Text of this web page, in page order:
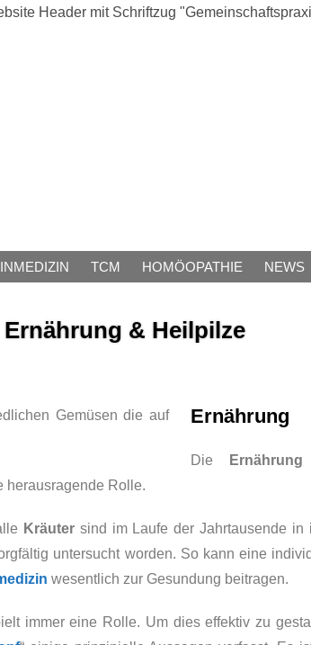
TCM HOMÖOPATHIE NEWS
Ernährung & Heilpilze
Ernährung
Die Ernährung
heraus­ragende Rolle.
Kräutersind im Laufe der Jahr­tausende in
untersucht worden. So kann eine
wesentlich zur Gesundung beitragen.
immer eine Rolle. Um dies effektiv zu